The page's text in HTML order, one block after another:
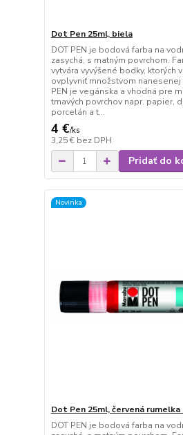
Dot Pen 25ml, biela
DOT PEN je bodová farba na
zasychá, s matným povrchom.
vytvára vyvýšené bodky, ktorých
ovplyvniť množstvom nanesenej
PEN je vegánska a vhodná pre
tmavých povrchov napr. papier,
porcelán a t...
4 €/ks
3,25 € bez DPH
Pridať do
Novinka
Dot Pen 25ml, červená
DOT PEN je bodová farba na